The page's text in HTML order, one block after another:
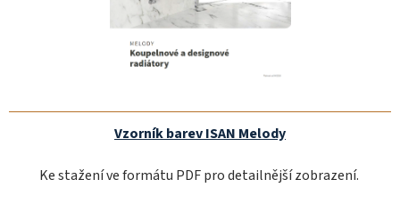
Vzorník barev ISAN Melody
Ke stažení ve formátu PDF pro detailnější zobrazení.